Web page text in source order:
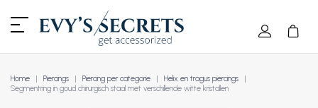
Home Piercings Piercing per categorie
Helix en tragus piercings
Segmentring in goud chirurgisch staal met verschillende witte kristallen